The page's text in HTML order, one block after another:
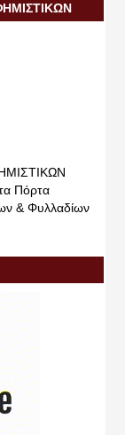
Πόρτα
& Φυλλαδίων